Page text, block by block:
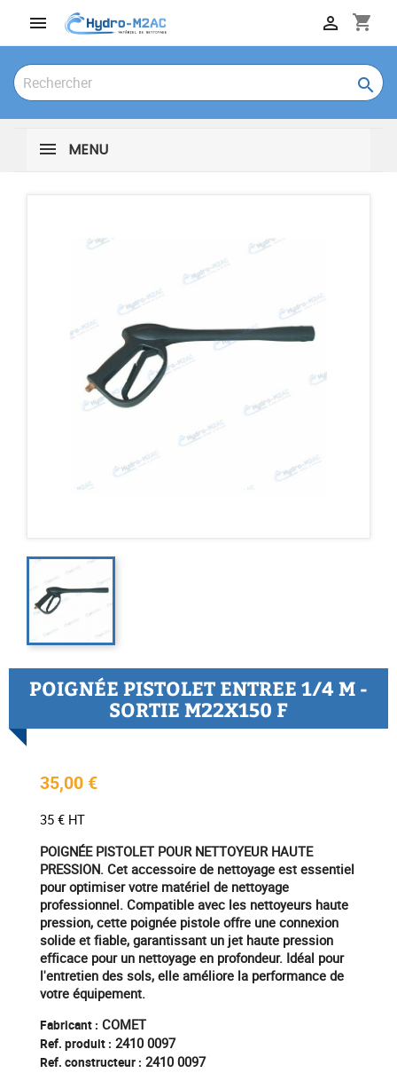
 shopping_cart


MENU
POIGNÉE PISTOLET ENTREE 1/4 M -
SORTIE M22X150 F
35,00 €
35 € HT
POIGNÉE PISTOLET POUR NETTOYEUR HAUTE
PRESSION. Cet accessoire de nettoyage est essentiel
pour optimiser votre matériel de nettoyage
professionnel. Compatible avec les nettoyeurs haute
pression, cette poignée pistole offre une connexion
solide et fiable, garantissant un jet haute pression
efficace pour un nettoyage en profondeur. Idéal pour
l'entretien des sols, elle améliore la performance de
votre équipement.
Fabricant : COMET
Ref. produit : 2410 0097
Ref. constructeur : 2410 0097